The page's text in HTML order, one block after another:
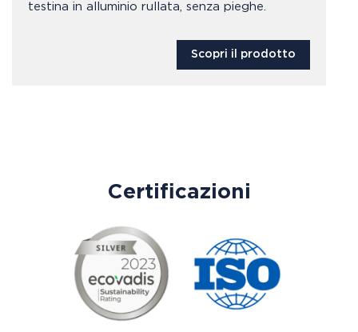
testina in alluminio rullata, senza pieghe.
Scopri il prodotto
Certificazioni